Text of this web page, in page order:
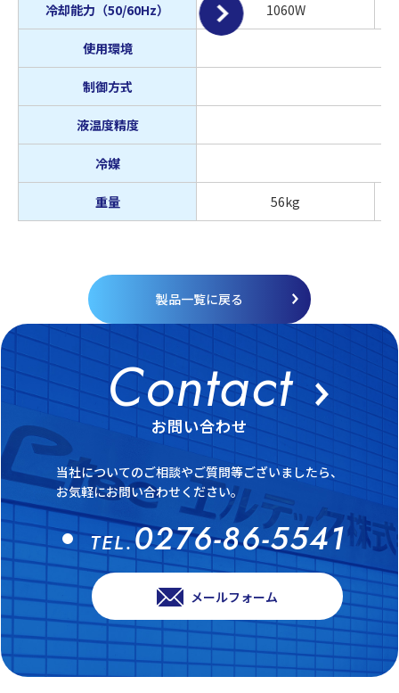
冷却能力（50/60Hz） 1060W
使用環境
制御方式
液温度精度
冷媒
重量 56kg
製品一覧に戻る
お問い合わせ
当社についてのご相談やご質問等ございましたら、
お気軽にお問い合わせください。
TEL.0276-86-5541
メールフォーム